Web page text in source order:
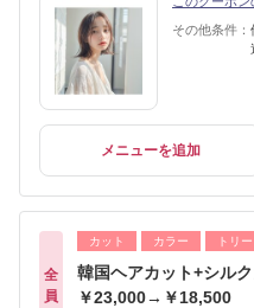
その他条件：
メニューを追加
全
員
カット カラー トリ
韓国ヘアカット+シル
￥23,000→￥18,500